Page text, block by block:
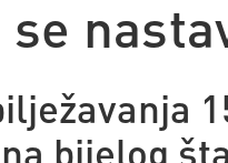
bijelog